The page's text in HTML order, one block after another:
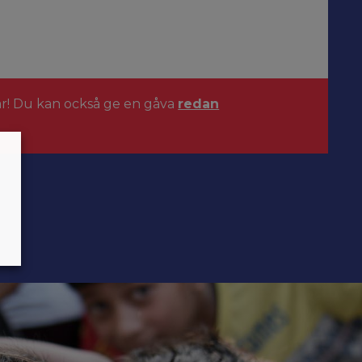
Du kan också ge en gåva redan